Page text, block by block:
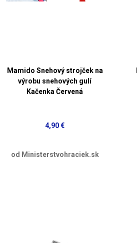
Mamido Snehový strojček na
výrobu snehových gulí
Kačenka Červená
4,90 €
od Ministerstvohraciek.sk